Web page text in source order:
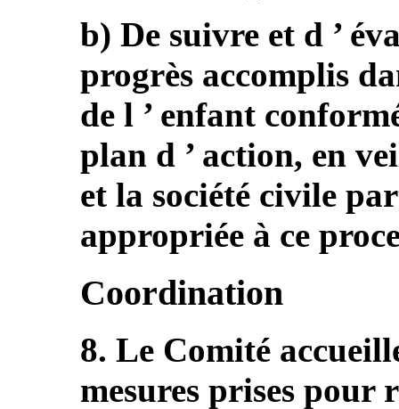
b) De suivre et d ’
progrès accomplis
de l ’ enfant
plan d ’ action, en
et la société civile
appropriée à ce
Coordination
8. Le Comité
mesures prises pour